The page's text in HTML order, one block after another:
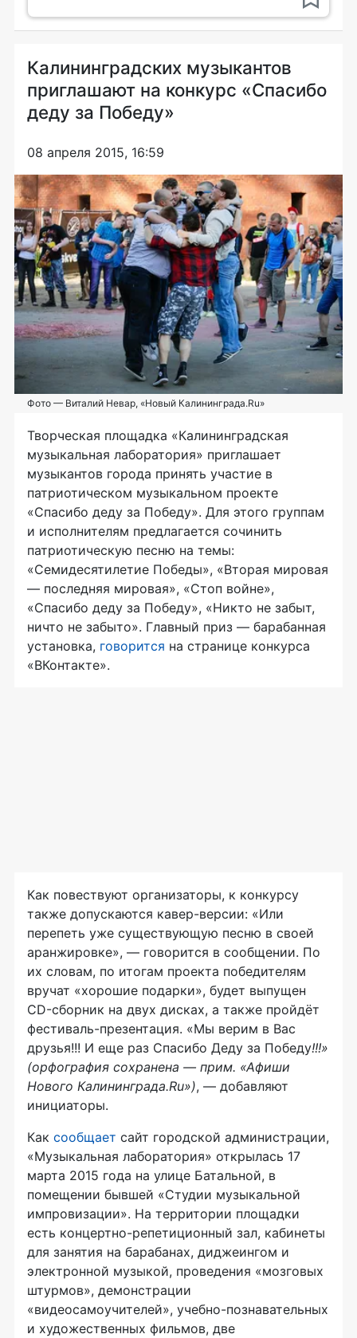
Калининградских музыкантов
приглашают на конкурс «Спасибо
деду за Победу»
08 апреля 2015, 16:59
Фото — Виталий Невар, «Новый Калининграда.Ru»
Творческая площадка «Калининградская
музыкальная лаборатория» приглашает
музыкантов города принять участие в
патриотическом музыкальном проекте
«Спасибо деду за Победу». Для этого группам
и исполнителям предлагается сочинить
патриотическую песню на темы:
«Семидесятилетие Победы», «Вторая мировая
— последняя мировая», «Стоп войне»,
«Спасибо деду за Победу», «Никто не забыт,
ничто не забыто». Главный приз — барабанная
установка, говорится на странице конкурса
«ВКонтакте».
Как повествуют организаторы, к конкурсу
также допускаются кавер-версии: «Или
перепеть уже существующую песню в своей
аранжировке», — говорится в сообщении. По
их словам, по итогам проекта победителям
вручат «хорошие подарки», будет выпущен
CD-сборник на двух дисках, а также пройдёт
фестиваль-презентация. «Мы верим в Вас
друзья!!! И еще раз Спасибо Деду за Победу!!!»
(орфография сохранена — прим. «Афиши
Нового Калининграда.Ru»), — добавляют
инициаторы.
Как сообщает сайт городской администрации,
«Музыкальная лаборатория» открылась 17
марта 2015 года на улице Батальной, в
помещении бывшей «Студии музыкальной
импровизации». На территории площадки
есть концертно-репетиционный зал, кабинеты
для занятия на барабанах, диджеингом и
электронной музыкой, проведения «мозговых
штурмов», демонстрации
«видеосамоучителей», учебно-познавательных
и художественных фильмов, две